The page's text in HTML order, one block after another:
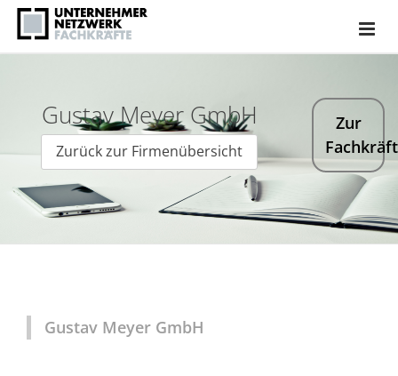
Gustav Meyer GmbH
Zurück zur Firmenübersicht
Zur
Gustav Meyer GmbH